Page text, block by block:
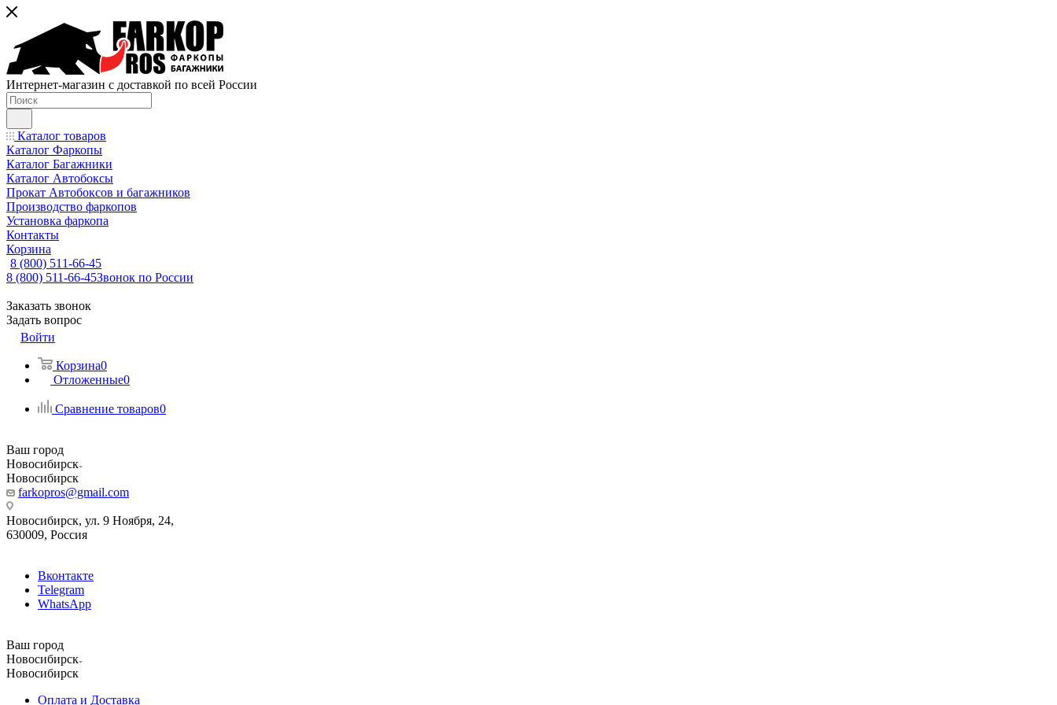
Интернет-магазин с доставкой по всей России
Каталог товаров
Каталог Фаркопы
Каталог Багажники
Каталог Автобоксы
Прокат Автобоксов и багажников
Производство фаркопов
Установка фаркопа
Контакты
Корзина
8 (800) 511-66-45
8 (800) 511-66-45Звонок по России
Заказать звонок
Задать вопрос
Войти
Корзина0
Отложенные0
Сравнение товаров0
Ваш город
Новосибирск
Новосибирск
farkopros@gmail.com
Новосибирск, ул. 9 Ноября, 24,
630009, Россия
Вконтакте
Telegram
WhatsApp
Ваш город
Новосибирск
Новосибирск
Оплата и Доставка